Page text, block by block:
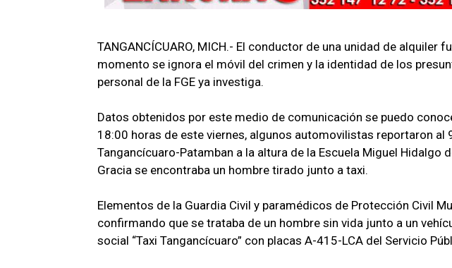
TANGANCÍCUARO, MICH.- El conductor de una unidad de alquiler
momento se ignora el móvil del crimen y la identidad de los
personal de la FGE ya investiga.
Datos obtenidos por este medio de comunicación se puedo
18:00 horas de este viernes, algunos automovilistas reportaron al
Tangancícuaro-Patamban a la altura de la Escuela Miguel Hidalgo
Gracia se encontraba un hombre tirado junto a taxi.
Elementos de la Guardia Civil y paramédicos de Protección Civil
confirmando que se trataba de un hombre sin vida junto a un
social “Taxi Tangancícuaro” con placas A-415-LCA del Servicio